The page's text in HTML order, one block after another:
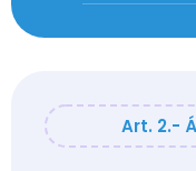
Art. 2.-